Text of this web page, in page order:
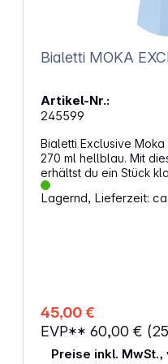
Artikel-Nr.:
245599
Bialetti Exclusive
270 ml hellblau. Mit
erhältst du ein Stück
den Charme
Stil verbindet. Die
zeitgemäßen Art fort.
der besondere Knauf
Merkmale. Der neue
ursprüngliche Form
Lagernd, Lieferzeit:
45,00 €
EVP** 60,00 €
Preise inkl.